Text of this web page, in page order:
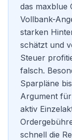
das maxblue
Vollbank-
starken
schätzt und
Steuer
falsch.
Sparpläne
Argument
aktiv
schnell die